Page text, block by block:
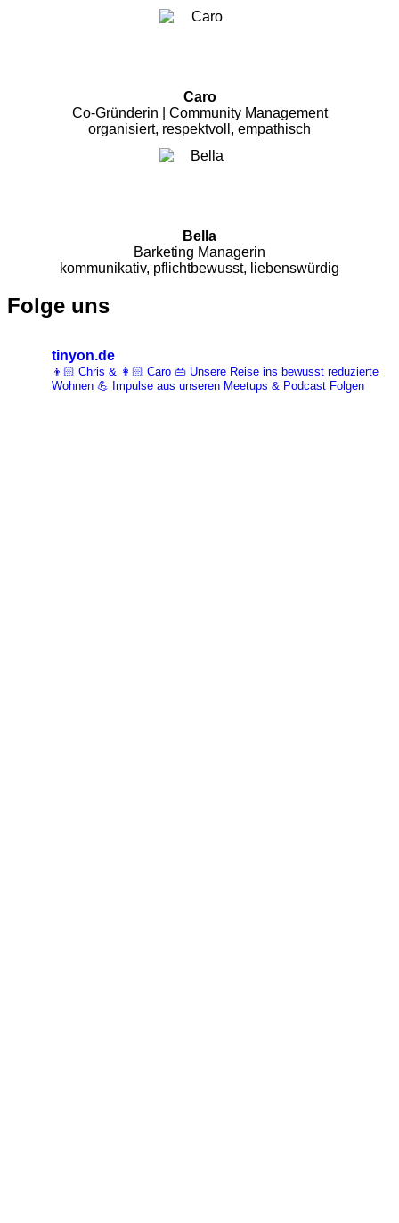
Caro
Co-Gründerin | Community Management
organisiert, respektvoll, empathisch
Bella
Barketing Managerin
kommunikativ, pflichtbewusst, liebenswürdig
Folge uns
tinyon.de
👦🏻 Chris & 👩🏻 Caro 👜 Unsere Reise ins bewusst reduzierte
Wohnen 💪 Impulse aus unseren Meetups & Podcast Folgen